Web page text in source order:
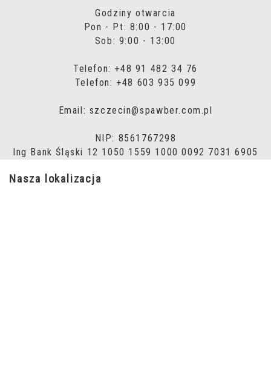
Godziny otwarcia
Pon - Pt: 8:00 - 17:00
Sob: 9:00 - 13:00
Telefon: +48 91 482 34 76
Telefon: +48 603 935 099
Email: szczecin@spawber.com.pl
NIP: 8561767298
Ing Bank Śląski 12 1050 1559 1000 0092 7031 6905
Nasza lokalizacja